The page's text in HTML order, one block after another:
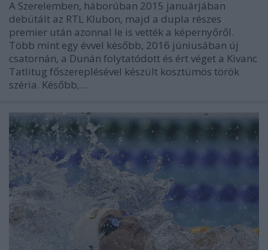
A Szerelemben, háborúban 2015 januárjában
debütált az RTL Klubon, majd a dupla részes
premier után azonnal le is vették a képernyőről.
Több mint egy évvel később, 2016 júniusában új
csatornán, a Dunán folytatódott és ért véget a Kivanc
Tatlitug főszereplésével készült kosztümös török
széria. Később,…